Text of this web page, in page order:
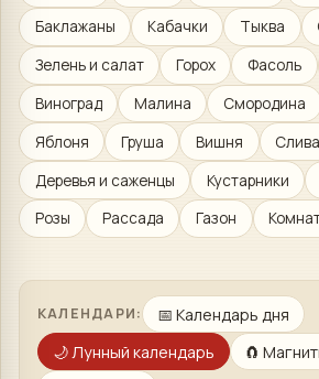
Баклажаны
Кабачки Тыква
Зелень и салат
Горох Фасоль
Виноград
Малина Смородина
Яблоня
Груша Вишня
Слива
Деревья и саженцы
Кустарники
Розы
Рассада Газон
КАЛЕНДАРИ: 📅 Календарь дня
🌙 Лунный календарь 🧲